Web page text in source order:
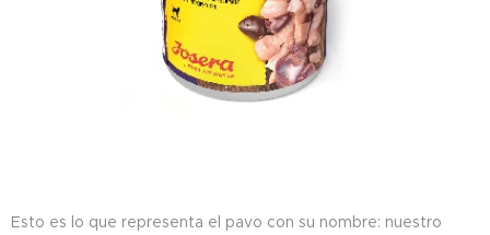
Esto es lo que representa el pavo con su nombre: nuestro